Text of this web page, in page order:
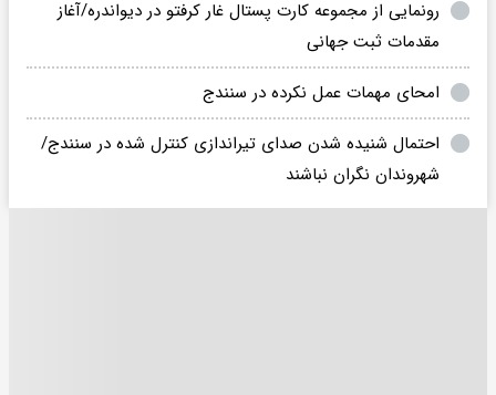
رونمایی از مجموعه کارت پستال غار کرفتو در دیواندره/آغاز
مقدمات ثبت جهانی
امحای مهمات عمل نکرده در سنندج
احتمال شنیده شدن صدای تیراندازی کنترل شده در سنندج/
شهروندان نگران نباشند